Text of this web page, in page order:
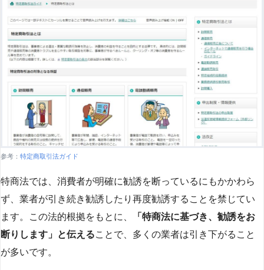
参考： 特定商取引法ガイド
特商法では、消費者が明確に勧誘を断っているにもかかわら
ず、業者が引き続き勧誘したり再度勧誘することを禁じてい
ます。この法的根拠をもとに、
「特商法に基づき、勧誘をお
断りします」と伝えることで、多くの業者は引き下がること
が多いです​​。